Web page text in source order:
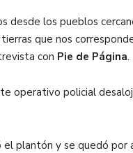
desde los pueblos
que nos
con Pie de Página.
operativo policial
plantón y se quedó